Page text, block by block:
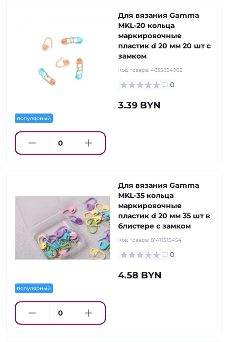
популярный
Для вязания Gamma
MKL-20 кольца
маркировочные
пластик d 20 мм 20 шт с
замком
Код товара: 4835854902
0
3.39 BYN
популярный
Для вязания Gamma
MKL-35 кольца
маркировочные
пластик d 20 мм 35 шт в
блистере с замком
Код товара: 81411515454
0
4.58 BYN